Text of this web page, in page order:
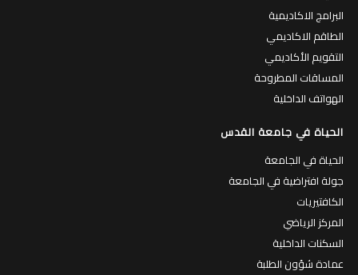
البرامج الاكاديمية
الطاقم الاكاديمي
التقويم الأكاديمي
المساقات المطروحة
الهواتف الداخلية
الحياة في جامعة القدس
الحياة في الجامعة
جولة افتراضية في الجامعة
الكافتيريات
المركز الرياضي
السكنات الداخلية
عمادة شؤون الطلبة